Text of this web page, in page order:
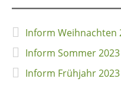
Inform Weihnachten
Inform Sommer
Inform Frühjahr